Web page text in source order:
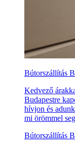
Bútorszállítás
Kedvező
Budapestre
hívjon és
mi örömmel
Bútorszállítás